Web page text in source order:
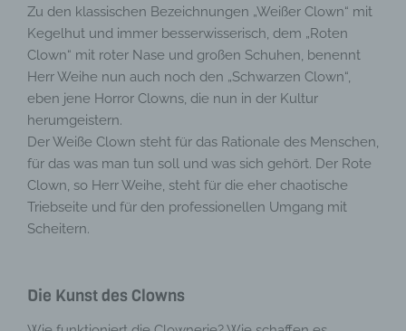
Zu den klassischen Bezeichnungen „Weißer Clown“ mit
Kegelhut und immer besserwisserisch, dem „Roten
Clown“ mit roter Nase und großen Schuhen, benennt
Herr Weihe nun auch noch den „Schwarzen Clown“,
eben jene Horror Clowns, die nun in der Kultur
herumgeistern.
Der Weiße Clown steht für das Rationale des Menschen,
für das was man tun soll und was sich gehört. Der Rote
Clown, so Herr Weihe, steht für die eher chaotische
Triebseite und für den professionellen Umgang mit
Scheitern.
Die Kunst des Clowns